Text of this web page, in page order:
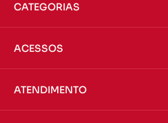
CATEGORIAS
ACESSOS
ATENDIMENTO